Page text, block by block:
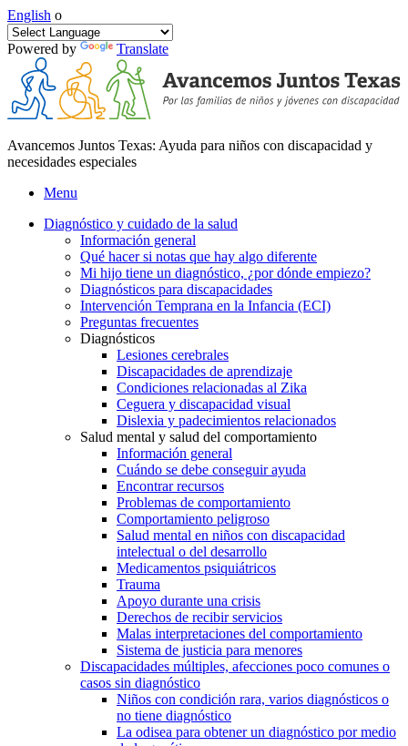
English o
Powered by Translate
Avancemos Juntos Texas: Ayuda para niños con discapacidad y
necesidades especiales
Menu
Diagnóstico y cuidado de la salud
Información general
Qué hacer si notas que hay algo diferente
Mi hijo tiene un diagnóstico, ¿por dónde empiezo?
Diagnósticos para discapacidades
Intervención Temprana en la Infancia (ECI)
Preguntas frecuentes
Diagnósticos
Lesiones cerebrales
Discapacidades de aprendizaje
Condiciones relacionadas al Zika
Ceguera y discapacidad visual
Dislexia y padecimientos relacionados
Salud mental y salud del comportamiento
Información general
Cuándo se debe conseguir ayuda
Encontrar recursos
Problemas de comportamiento
Comportamiento peligroso
Salud mental en niños con discapacidad
intelectual o del desarrollo
Medicamentos psiquiátricos
Trauma
Apoyo durante una crisis
Derechos de recibir servicios
Malas interpretaciones del comportamiento
Sistema de justicia para menores
Discapacidades múltiples, afecciones poco comunes o
casos sin diagnóstico
Niños con condición rara, varios diagnósticos o
no tiene diagnóstico
La odisea para obtener un diagnóstico por medio